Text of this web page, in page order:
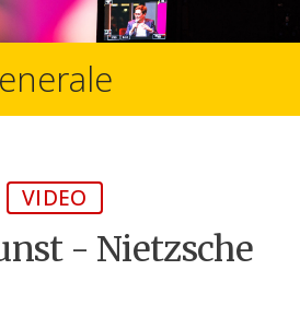
VIDEO
- Nietzsche